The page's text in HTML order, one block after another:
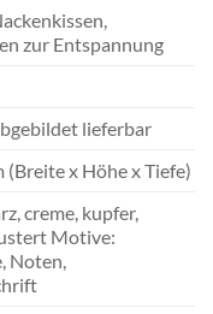
zur Entspannung
lieferbar
(Breite x Höhe x Tiefe)
creme, kupfer,
Motive:
Noten,